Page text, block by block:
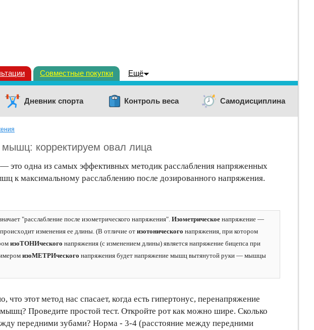
Совместные покупки Ещё
Дневник спорта Контроль веса Самодисциплина
мышц: корректируем овал лица
— это одна из самых эффективных методик расслабления напряженных
к максимальному расслаблению после дозированного напряжения.
"расслабление после изометрического напряжения". Изометрическое напряжение —
изменения ее длины. (В отличие от изотонического напряжения, при котором
изоТОНИческого напряжения (с изменением длины) является напряжение бицепса при
изоМЕТРИческого напряжения будет напряжение мышц вытянутой руки — мышцы
этот метод нас спасает, когда есть гипертонус, перенапряжение
Проведите простой тест. Откройте рот как можно шире. Сколько
передними зубами? Норма - 3-4 (расстояние между передними